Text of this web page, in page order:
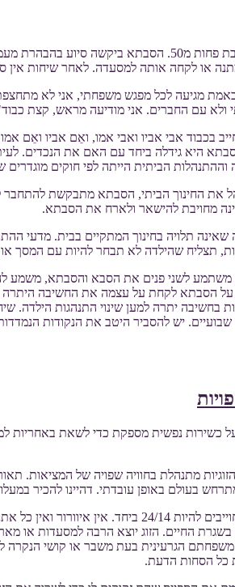
לקליניקה הגיעו סבתא ונכדה. הנכדה בת 10
או לקחה אותה למסעדה. לאחר שיחות אין
מגיעה לכל מפגש משפחתי, אני לא
ולא עם החברים. אני מודיעה מראש, קצת
בכבוד אבי אביו ואבי אמו, ואֵם אביו ואֵם
בקושי עד גיל 35. ואם שרדה סבתא היא גידלה
הביתית הייתה לפי חוקים
את החינוך הביתי, הסבתא מתבקשת
מחויבת להישאר ולארח את הסבתא.
תלויה בחינוך המתקיים בבית. מדעי
תצליח שהילדה לא תבחר להיות עם המסך
משתמע לשני פנים את הסבא והסבתא,
הסבתא לקחת על עצמה את החשיבה היתרה
בחשיבה יתרה למען שינוי התנהגות
יש להסביר היטב את הנקודות
נפשית מספקת כדי לשאת באחריות
מתנהלת בחוויה שפויה של
בעולם באופן עובדתי. דהיינו להכיר
המצב הנתון הוא שכזוג או כמשפחה
החיים. הזוג יוצא הרבה למסעדות או
הגרעינית בעת משבר או קושי
כל הסחות הדעת.